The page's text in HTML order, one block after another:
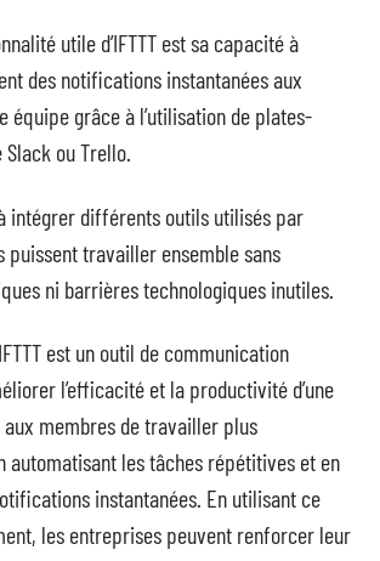
utile d’IFTTT est sa capacité à
des notifications instantanées aux
équipe grâce à l’utilisation de plates-
ou Trello.
intégrer différents outils utilisés par
puissent travailler ensemble sans
ni barrières technologiques inutiles.
est un outil de communication
l’efficacité et la productivité d’une
membres de travailler plus
automatisant les tâches répétitives et en
instantanées. En utilisant ce
les entreprises peuvent renforcer leur